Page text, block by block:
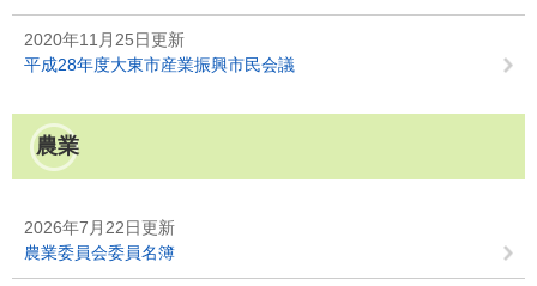
2020年11月25日更新
平成28年度大東市産業振興市民会議
農業
2026年7月22日更新
農業委員会委員名簿